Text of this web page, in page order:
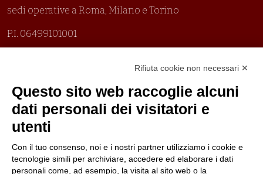
sedi operative a Roma, Milano e Torino
P.I. 06499101001
Prima emissione 26/04/2007
Politica per la parità di genere
Politica antibullismo
Rifiuta cookie non necessari ✕
Questo sito web raccoglie alcuni
dati personali dei visitatori e
utenti
Con il tuo consenso, noi e i nostri partner utilizziamo i cookie e
tecnologie simili per archiviare, accedere ed elaborare i dati
personali come, ad esempio, la visita al sito web o la